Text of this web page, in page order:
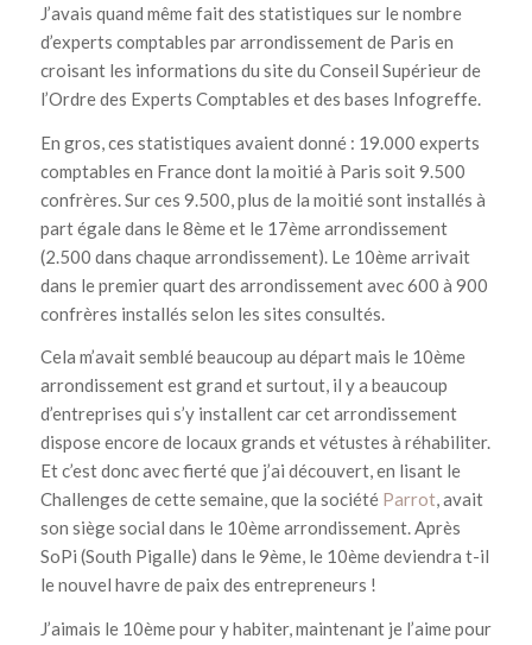
J’avais quand même fait des statistiques sur le nombre
d’experts comptables par arrondissement de Paris en
croisant les informations du site du Conseil Supérieur de
l’Ordre des Experts Comptables et des bases Infogreffe.
En gros, ces statistiques avaient donné : 19.000 experts
comptables en France dont la moitié à Paris soit 9.500
confrères. Sur ces 9.500, plus de la moitié sont installés à
part égale dans le 8ème et le 17ème arrondissement
(2.500 dans chaque arrondissement). Le 10ème arrivait
dans le premier quart des arrondissement avec 600 à 900
confrères installés selon les sites consultés.
Cela m’avait semblé beaucoup au départ mais le 10ème
arrondissement est grand et surtout, il y a beaucoup
d’entreprises qui s’y installent car cet arrondissement
dispose encore de locaux grands et vétustes à réhabiliter.
Et c’est donc avec fierté que j’ai découvert, en lisant le
Challenges de cette semaine, que la société Parrot, avait
son siège social dans le 10ème arrondissement. Après
SoPi (South Pigalle) dans le 9ème, le 10ème deviendra t-il
le nouvel havre de paix des entrepreneurs !
J’aimais le 10ème pour y habiter, maintenant je l’aime pour